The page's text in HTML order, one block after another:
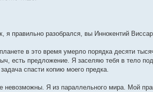
я правильно разобрался, вы Иннокентий
в это время умерло порядка десяти
есть предложение. Я заселяю тебя в тело
спасти копию моего предка.
невозможны. Я из параллельного мира. Мой